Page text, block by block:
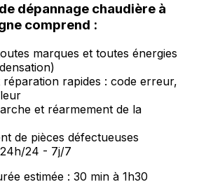
dépannage chaudière à
comprend :
marques et toutes énergies
réparation rapides : code erreur,
et réarmement de la
de pièces défectueuses
24 - 7j/7
estimée : 30 min à 1h30